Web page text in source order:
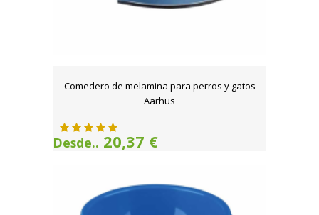
Comedero de melamina para perros y gatos
Aarhus
Desde.. 20,37 €